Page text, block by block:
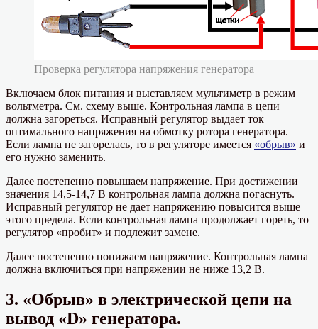
Проверка регулятора напряжения генератора
Включаем блок питания и выставляем мультиметр в режим
вольтметра. См. схему выше. Контрольная лампа в цепи
должна загореться. Исправный регулятор выдает ток
оптимального напряжения на обмотку ротора генератора.
Если лампа не загорелась, то в регуляторе имеется «обрыв» и
его нужно заменить.
Далее постепенно повышаем напряжение. При достижении
значения 14,5-14,7 В контрольная лампа должна погаснуть.
Исправный регулятор не дает напряжению повысится выше
этого предела. Если контрольная лампа продолжает гореть, то
регулятор «пробит» и подлежит замене.
Далее постепенно понижаем напряжение. Контрольная лампа
должна включиться при напряжении не ниже 13,2 В.
3. «Обрыв» в электрической цепи на
вывод «D» генератора.